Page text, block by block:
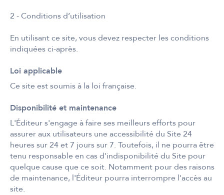
2 - Conditions d’utilisation
En utilisant ce site, vous devez respecter les conditions
indiquées ci-après.
Loi applicable
Ce site est soumis à la loi française.
Disponibilité et maintenance
L'Éditeur s'engage à faire ses meilleurs efforts pour
assurer aux utilisateurs une accessibilité du Site 24
heures sur 24 et 7 jours sur 7. Toutefois, il ne pourra être
tenu responsable en cas d'indisponibilité du Site pour
quelque cause que ce soit. Notamment pour des raisons
de maintenance, l'Éditeur pourra interrompre l'accès au
site.